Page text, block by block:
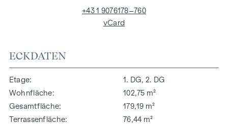
ECKDATEN
Etage
1. DG, 2. DG
Wohnfläche
102,75 m²
Gesamtfläche
179,19 m²
Terrassenfläche
76,44 m²
+43 1 9076178–760
vCard